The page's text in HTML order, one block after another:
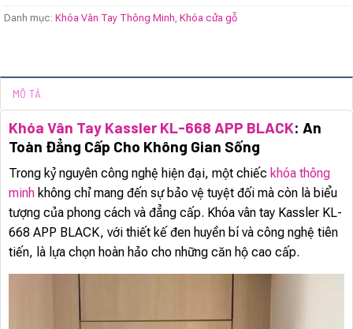
Danh mục: Khóa Vân Tay Thông Minh Khóa cửa gỗ
MÔ TẢ
Khóa Vân Tay Kassler KL-668 APP BLACK: An
Toàn Đẳng Cấp Cho Không Gian Sống
Trong kỷ nguyên công nghệ hiện đại, một chiếc khóa thông
minh không chỉ mang đến sự bảo vệ tuyệt đối mà còn là biểu
tượng của phong cách và đẳng cấp. Khóa vân tay Kassler KL-
668 APP BLACK, với thiết kế đen huyền bí và công nghệ tiên
tiến, là lựa chọn hoàn hảo cho những căn hộ cao cấp.